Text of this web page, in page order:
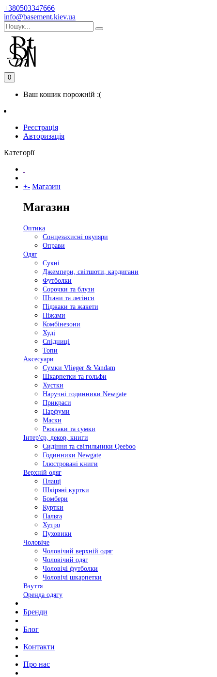
+380503347666
info@basement.kiev.ua
0
Ваш кошик порожній :(
Реєстрація
Авторизація
Категорії
+- Магазин
Магазин
Оптика
Сонцезахисні окуляри
Оправи
Одяг
Сукні
Джемпери, світшоти, кардигани
Футболки
Сорочки та блузи
Штани та легінси
Піджаки та жакети
Піжами
Комбінезони
Худі
Спідниці
Топи
Аксесуари
Сумки Vlieger & Vandam
Шкарпетки та гольфи
Хустки
Наручні годинники Newgate
Прикраси
Парфуми
Маски
Рюкзаки та сумки
Інтер'єр, декор, книги
Сидіння та світильники Qeeboo
Годинники Newgate
Ілюстровані книги
Верхній одяг
Плащі
Шкіряні куртки
Бомбери
Куртки
Пальта
Хутро
Пуховики
Чоловіче
Чоловічий верхній одяг
Чоловічий одяг
Чоловічі футболки
Чоловічі шкарпетки
Взуття
Оренда одягу
Бренди
Блог
Контакти
Про нас